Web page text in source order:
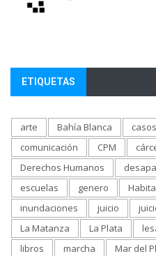
ETIQUETAS
arte Bahía Blanca casos
comunicación
CPM
Derechos Humanos
escuelas
genero
inundaciones
juicio
La Matanza
La Plata
libros
marcha Mar del